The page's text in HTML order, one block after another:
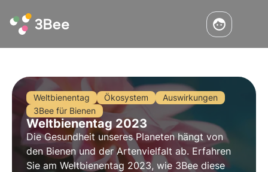
Weltbienentag Ökosystem
Auswirkungen
3Bee für Bienen
Weltbienentag 2023
Die Gesundheit unseres Planeten hängt von
den Bienen und der Artenvielfalt ab. Erfahren
Sie am Weltbienentag 2023, wie 3Bee diese